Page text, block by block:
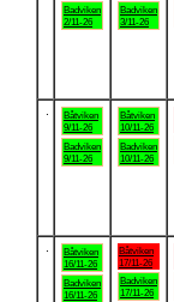
Badviken
2/11-26
Badviken
3/11-26
Båtviken
9/11-26
Badviken
9/11-26
Båtviken
10/11-26
Badviken
10/11-26
Båtviken
16/11-26
Badviken
16/11-26
Båtviken
17/11-26
Badviken
17/11-26